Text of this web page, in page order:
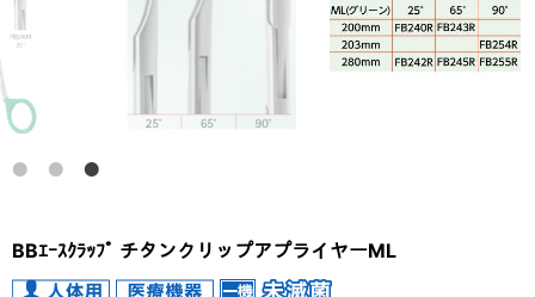
BBｴｰｽｸﾗｯﾌﾟ チタンクリップアプライヤーML